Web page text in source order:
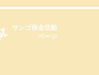
サンゴ保全活動​
ページ